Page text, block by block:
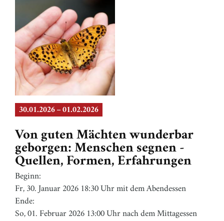
30.01.2026 – 01.02.2026
Von guten Mächten wunderbar
geborgen: Menschen segnen -
Quellen, Formen, Erfahrungen
Beginn:
Fr, 30. Januar 2026 18:30 Uhr mit dem Abendessen
Ende:
So, 01. Februar 2026 13:00 Uhr nach dem Mittagessen